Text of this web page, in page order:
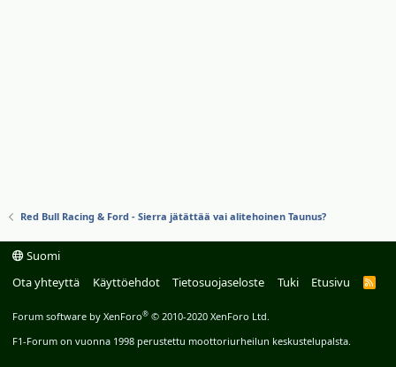
Red Bull Racing & Ford - Sierra jätättää vai alitehoinen Taunus?
Suomi
Ota yhteyttä
Käyttöehdot Tietosuojaseloste Tuki Etusivu
R
Forum software by XenForo® © 2010-2020 XenForo Ltd.
F1-Forum on vuonna 1998 perustettu moottoriurheilun keskustelupalsta.